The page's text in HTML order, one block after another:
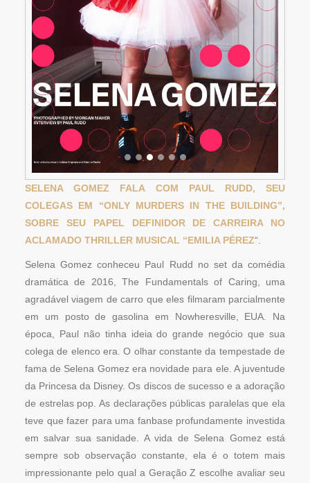
SELENA GOMEZ FALA COM PAUL RUDD, SEU
COLEGAS EM “ONLY MURDERS IN THE BUILDING”,
SOBRE SEU PAPEL DEFINIDOR DE CARREIRA NO
ACLAMADO THRILLER MUSICAL “EMILIA PÉREZ“.
Selena Gomez conheceu Paul Rudd no set da comédia
dramática de 2016, The Fundamentals of Caring, uma
agradável viagem de carro que eles filmaram parcialmente
em um posto de gasolina em Nowheresville, EUA. Na
época, Paul não tinha ideia do grande negócio que sua
colega de elenco era. O olhar constante da tempestade de
fama de Selena Gomez era novidade para ele. A juventude
da Princesa da Disney. Os discos de sucesso e a adoração
de estrelas pop. As declarações públicas paralelas que ela
teve que fazer para uma fanbase profundamente investida
em salvar sua sanidade. A vida de Selena Gomez está
sempre sob observação constante, ela é o totem mais
impressionante pelo qual a Geração Z escolhe avaliar seu